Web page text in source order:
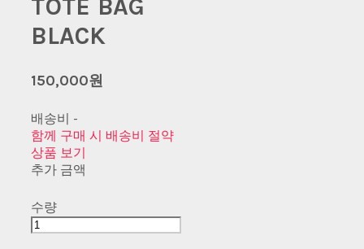
TOTE BAG
BLACK
150,000원
배송비 -
함께 구매 시 배송비 절약
상품 보기
추가 금액
수량